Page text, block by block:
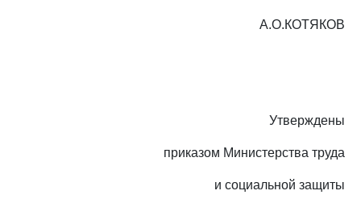
А.О.КОТЯКОВ
Утверждены
приказом Министерства труда
и социальной защиты